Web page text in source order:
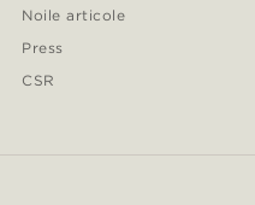
Noile articole
Press
CSR